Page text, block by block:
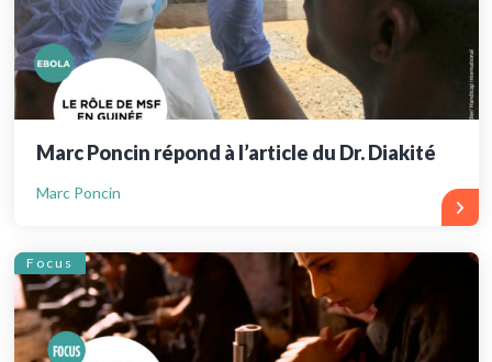
Marc Poncin répond à l’article du Dr. Diakité
Marc Poncin
Focus